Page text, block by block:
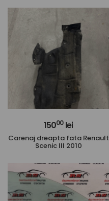
15000lei
Carenaj dreapta fata Renault
Scenic III 2010